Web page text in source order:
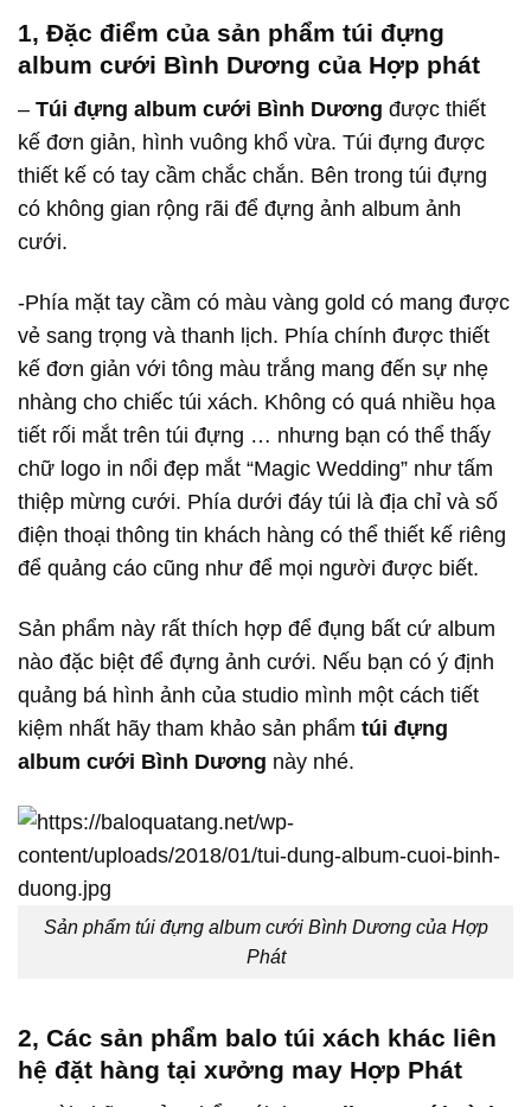
1, Đặc điểm của sản phẩm túi đựng
album cưới Bình Dương của Hợp phát
– Túi đựng album cưới Bình Dương được thiết
kế đơn giản, hình vuông khổ vừa. Túi đựng được
thiết kế có tay cầm chắc chắn. Bên trong túi đựng
có không gian rộng rãi để đựng ảnh album ảnh
cưới.
-Phía mặt tay cầm có màu vàng gold có mang được
vẻ sang trọng và thanh lịch. Phía chính được thiết
kế đơn giản với tông màu trắng mang đến sự nhẹ
nhàng cho chiếc túi xách. Không có quá nhiều họa
tiết rối mắt trên túi đựng … nhưng bạn có thể thấy
chữ logo in nổi đẹp mắt “Magic Wedding” như tấm
thiệp mừng cưới. Phía dưới đáy túi là địa chỉ và số
điện thoại thông tin khách hàng có thể thiết kế riêng
để quảng cáo cũng như để mọi người được biết.
Sản phẩm này rất thích hợp để đụng bất cứ album
nào đặc biệt để đựng ảnh cưới. Nếu bạn có ý định
quảng bá hình ảnh của studio mình một cách tiết
kiệm nhất hãy tham khảo sản phẩm túi đựng
album cưới Bình Dương này nhé.
Sản phẩm túi đựng album cưới Bình Dương của Hợp
Phát
2, Các sản phẩm balo túi xách khác liên
hệ đặt hàng tại xưởng may Hợp Phát